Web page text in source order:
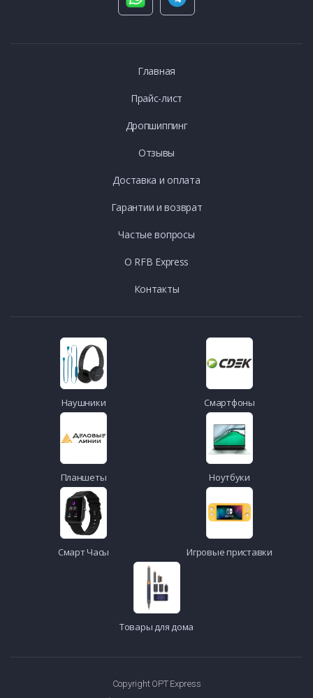
Главная
Прайс-лист
Дропшиппинг
Отзывы
Доставка и оплата
Гарантии и возврат
Частые вопросы
О RFB Express
Контакты
Наушники Смартфоны
Планшеты Ноутбуки
Смарт Часы Игровые приставки
Товары для дома
Copyright OPT Express